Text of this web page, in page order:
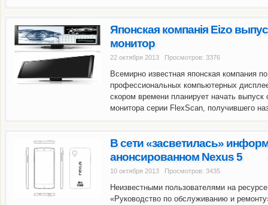
Японская компанія Eizo
монитор
22 октября 2013 Просмотров: 3376
Всемирно известная японская компания
профессиональных компьютерных
скором времени планирует начать выпуск
монитора серии FlexScan, получившего
В сети «засветилась»
анонсированном Nexus 5
10 октября 2013 Просмотров: 3435
Неизвестными пользователями на
«Руководство по обслуживанию и